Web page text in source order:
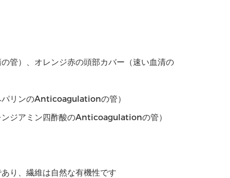
管）、オレンジ赤の頭部カバー（速い血清の
パリンのAnticoagulationの管）
ジアミン四酢酸のAnticoagulationの管）
り、繊維は自然な有機性です